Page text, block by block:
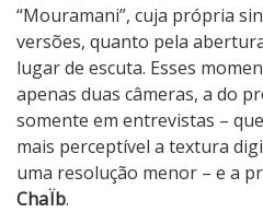
“Mouramani”, cuja própria
versões, quanto pela
lugar de escuta. Esses
apenas duas câmeras, a do
somente em entrevistas –
mais perceptível a textura
uma resolução menor – e a
ChaÏb.